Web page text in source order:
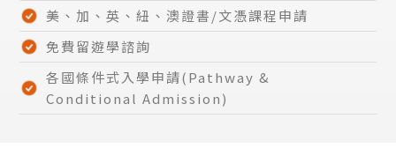
美、加、英、紐、澳證書/文憑課程申請
免費留遊學諮詢
各國條件式入學申請(Pathway &
Conditional Admission)